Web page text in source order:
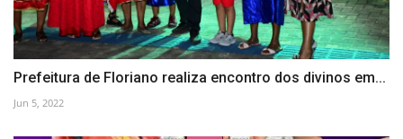
Prefeitura de Floriano realiza encontro dos divinos em...
Jun 5, 2022